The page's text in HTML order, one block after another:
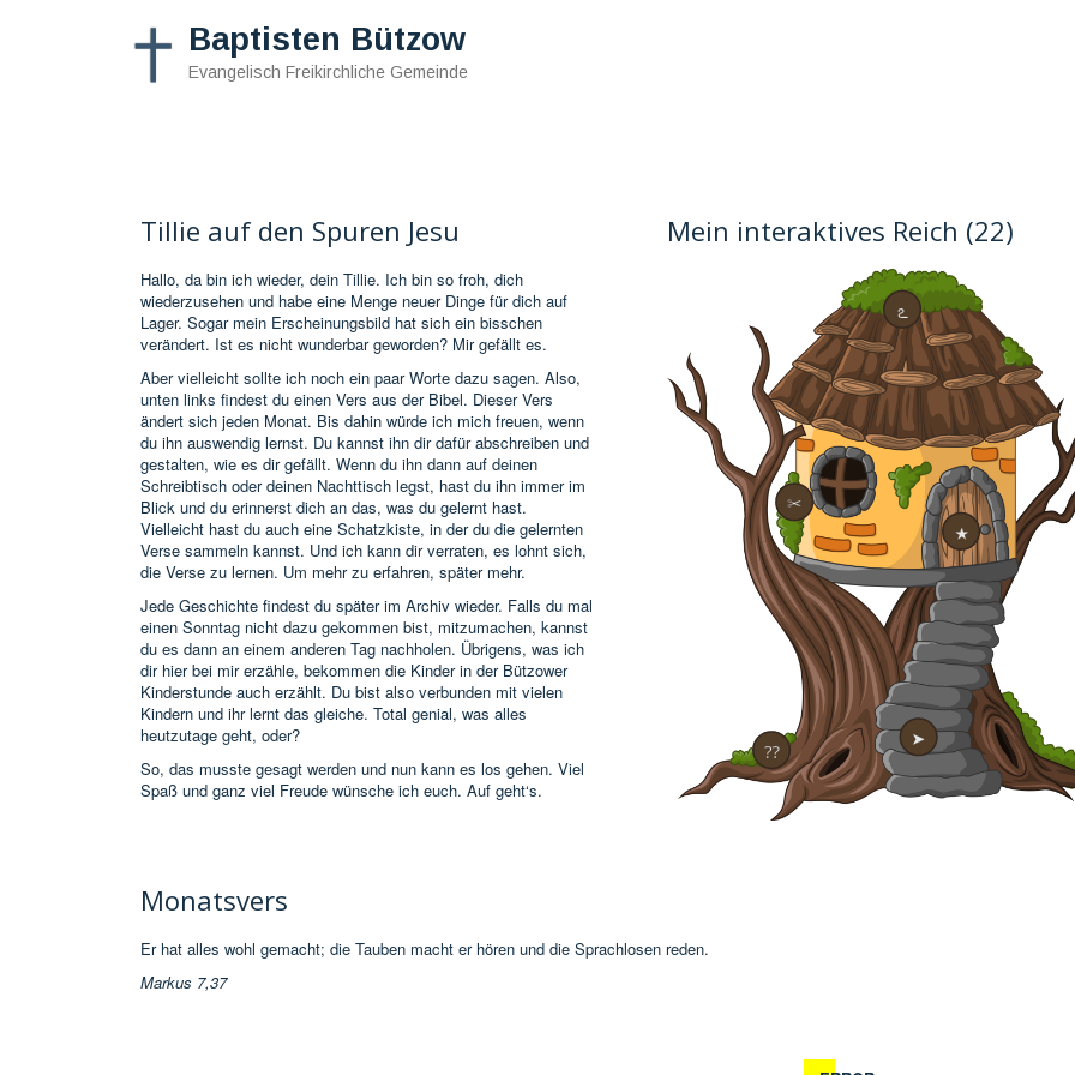
Baptisten Bützow
Evangelisch Freikirchliche Gemeinde
Tillie auf den Spuren Jesu
Hallo, da bin ich wieder, dein Tillie. Ich bin so froh, dich
wiederzusehen und habe eine Menge neuer Dinge für dich auf
Lager. Sogar mein Erscheinungsbild hat sich ein bisschen
verändert. Ist es nicht wunderbar geworden? Mir gefällt es.
Aber vielleicht sollte ich noch ein paar Worte dazu sagen. Also,
unten links findest du einen Vers aus der Bibel. Dieser Vers
ändert sich jeden Monat. Bis dahin würde ich mich freuen, wenn
du ihn auswendig lernst. Du kannst ihn dir dafür abschreiben und
gestalten, wie es dir gefällt. Wenn du ihn dann auf deinen
Schreibtisch oder deinen Nachttisch legst, hast du ihn immer im
Blick und du erinnerst dich an das, was du gelernt hast.
Vielleicht hast du auch eine Schatzkiste, in der du die gelernten
Verse sammeln kannst. Und ich kann dir verraten, es lohnt sich,
die Verse zu lernen. Um mehr zu erfahren, später mehr.
Jede Geschichte findest du später im Archiv wieder. Falls du mal
einen Sonntag nicht dazu gekommen bist, mitzumachen, kannst
du es dann an einem anderen Tag nachholen. Übrigens, was ich
dir hier bei mir erzähle, bekommen die Kinder in der Bützower
Kinderstunde auch erzählt. Du bist also verbunden mit vielen
Kindern und ihr lernt das gleiche. Total genial, was alles
heutzutage geht, oder?
So, das musste gesagt werden und nun kann es los gehen. Viel
Spaß und ganz viel Freude wünsche ich euch. Auf geht‘s.
Mein interaktives Reich (22)
➤
ఽ
★
⁇
✂
Monatsvers
Er hat alles wohl gemacht; die Tauben macht er hören und die Sprachlosen reden.
Markus 7,37